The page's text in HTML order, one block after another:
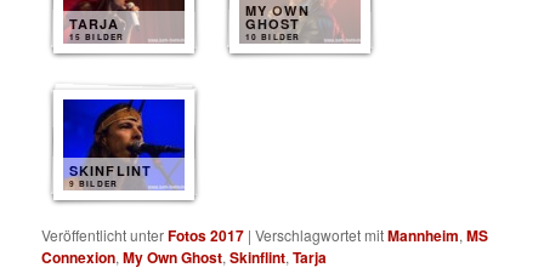
TARJA
15 BILDER
MY OWN
GHOST
10 BILDER
SKINFLINT
9 BILDER
Veröffentlicht unterFotos 2017 |Verschlagwortet mitMannheim,MS
Connexion,My Own Ghost,Skinflint,Tarja